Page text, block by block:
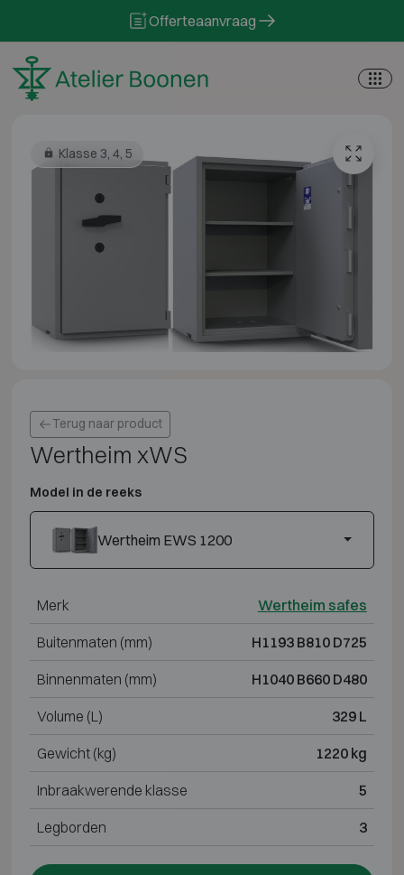
Offerteaanvraag
Klasse 3, 4, 5
Terug naar product
Wertheim xWS
Model in de reeks
Wertheim EWS 1200
Merk Wertheim safes
Buitenmaten (mm) H1193 B810 D725
Binnenmaten (mm) H1040 B660 D480
Volume (L) 329 L
Gewicht (kg) 1220 kg
Inbraakwerende klasse 5
Legborden 3